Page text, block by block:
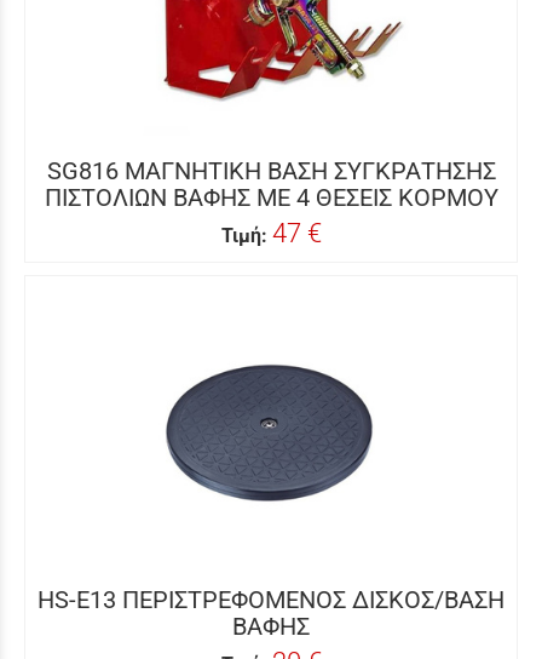
SG816 ΜΑΓΝΗΤΙΚΗ ΒΑΣΗ ΣΥΓΚΡΑΤΗΣΗΣ
ΠΙΣΤΟΛΙΩΝ ΒΑΦΗΣ ΜΕ 4 ΘΕΣΕΙΣ ΚΟΡΜΟΥ
Τιμή: 47 €
HS-E13 ΠΕΡΙΣΤΡΕΦΟΜΕΝΟΣ ΔΙΣΚΟΣ/ΒΑΣΗ
ΒΑΦΗΣ